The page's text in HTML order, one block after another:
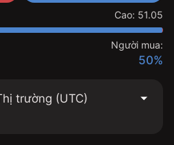
Cao: 51.05
Người mua:
50%
trường (UTC)